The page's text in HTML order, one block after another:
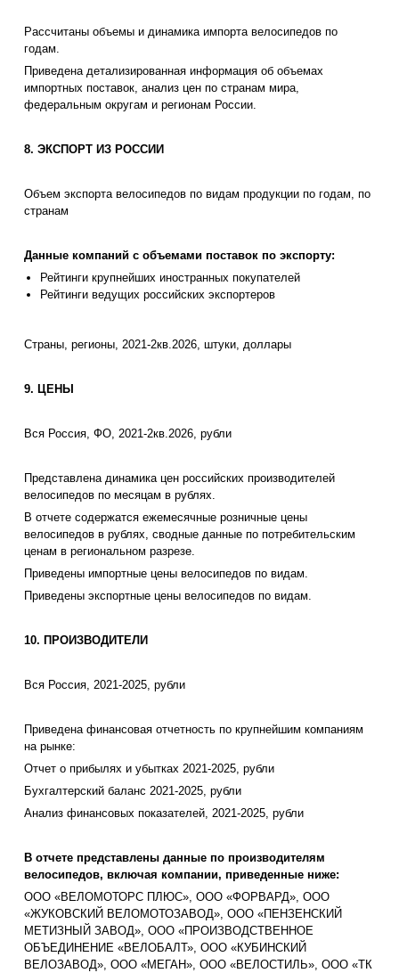
Рассчитаны объемы и динамика импорта велосипедов по
годам.
Приведена детализированная информация об объемах
импортных поставок, анализ цен по странам мира,
федеральным округам и регионам России.
8. ЭКСПОРТ ИЗ РОССИИ
Объем экспорта велосипедов по видам продукции по годам, по
странам
Данные компаний с объемами поставок по экспорту:
Рейтинги крупнейших иностранных покупателей
Рейтинги ведущих российских экспортеров
Страны, регионы, 2021-2кв.2026, штуки, доллары
9. ЦЕНЫ
Вся Россия, ФО, 2021-2кв.2026, рубли
Представлена динамика цен российских производителей
велосипедов по месяцам в рублях.
В отчете содержатся ежемесячные розничные цены
велосипедов в рублях, сводные данные по потребительским
ценам в региональном разрезе.
Приведены импортные цены велосипедов по видам.
Приведены экспортные цены велосипедов по видам.
10. ПРОИЗВОДИТЕЛИ
Вся Россия, 2021-2025, рубли
Приведена финансовая отчетность по крупнейшим компаниям
на рынке:
Отчет о прибылях и убытках 2021-2025, рубли
Бухгалтерский баланс 2021-2025, рубли
Анализ финансовых показателей, 2021-2025, рубли
В отчете представлены данные по производителям
велосипедов, включая компании, приведенные ниже:
ООО «ВЕЛОМОТОРС ПЛЮС», ООО «ФОРВАРД», ООО
«ЖУКОВСКИЙ ВЕЛОМОТОЗАВОД», ООО «ПЕНЗЕНСКИЙ
МЕТИЗНЫЙ ЗАВОД», ООО «ПРОИЗВОДСТВЕННОЕ
ОБЪЕДИНЕНИЕ «ВЕЛОБАЛТ», ООО «КУБИНСКИЙ
ВЕЛОЗАВОД», ООО «МЕГАН», ООО «ВЕЛОСТИЛЬ», ООО «ТК